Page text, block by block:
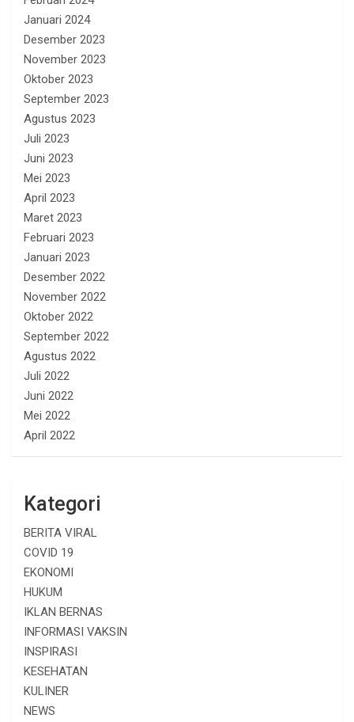
Januari 2024
Desember 2023
November 2023
Oktober 2023
September 2023
Agustus 2023
Juli 2023
Juni 2023
Mei 2023
April 2023
Maret 2023
Februari 2023
Januari 2023
Desember 2022
November 2022
Oktober 2022
September 2022
Agustus 2022
Juli 2022
Juni 2022
Mei 2022
April 2022
Kategori
BERITA VIRAL
COVID 19
EKONOMI
HUKUM
IKLAN BERNAS
INFORMASI VAKSIN
INSPIRASI
KESEHATAN
KULINER
NEWS